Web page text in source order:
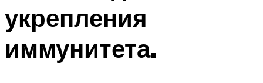
укрепления
иммунитета.